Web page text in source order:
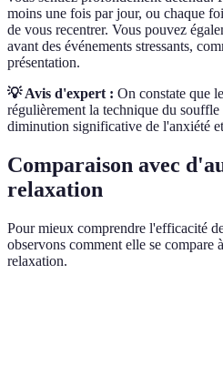
moins une fois par jour, ou chaque
de vous recentrer. Vous pouvez
avant des événements stressants,
présentation.
💡 Avis d'expert : On constate que
régulièrement la technique du souffle
diminution significative de l'anxiété
Comparaison avec
relaxation
Pour mieux comprendre l'efficacité
observons comment elle se compare
relaxation.